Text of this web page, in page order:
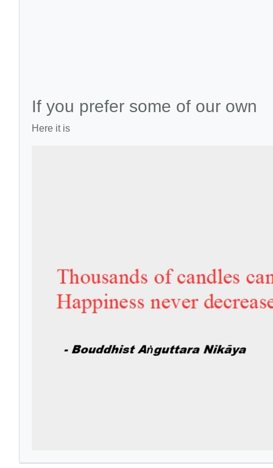
If you prefer some of our own
Here it is